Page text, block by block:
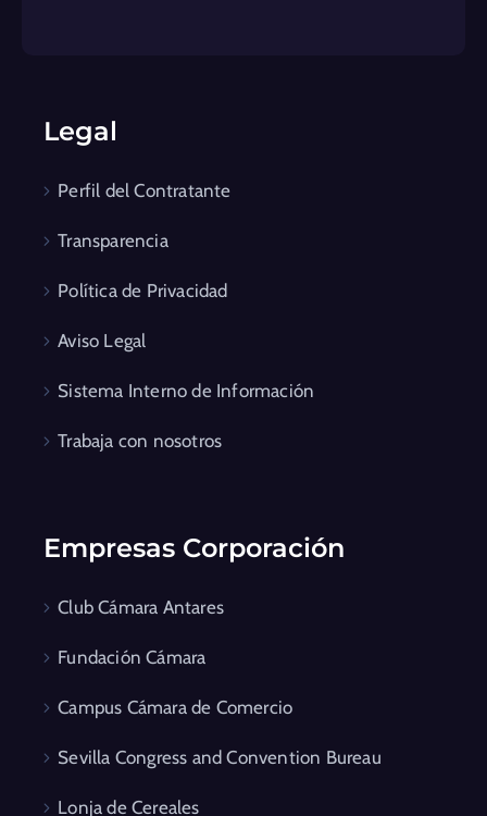
Legal
Perfil del Contratante
Transparencia
Política de Privacidad
Aviso Legal
Sistema Interno de Información
Trabaja con nosotros
Empresas Corporación
Club Cámara Antares
Fundación Cámara
Campus Cámara de Comercio
Sevilla Congress and Convention Bureau
Lonja de Cereales